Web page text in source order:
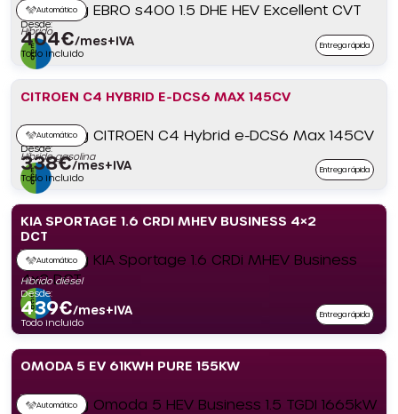
Automático
Híbrido
Desde:
404€/mes+IVA
Todo incluido
Entrega rápida
CITROEN C4 HYBRID E-DCS6 MAX 145CV
Automático
Híbrido gasolina
Desde:
338€/mes+IVA
Todo incluido
Entrega rápida
KIA SPORTAGE 1.6 CRDI MHEV BUSINESS 4×2
DCT
Automático
Híbrido diésel
Desde:
439€/mes+IVA
Todo incluido
Entrega rápida
OMODA 5 EV 61KWH PURE 155KW
Automático